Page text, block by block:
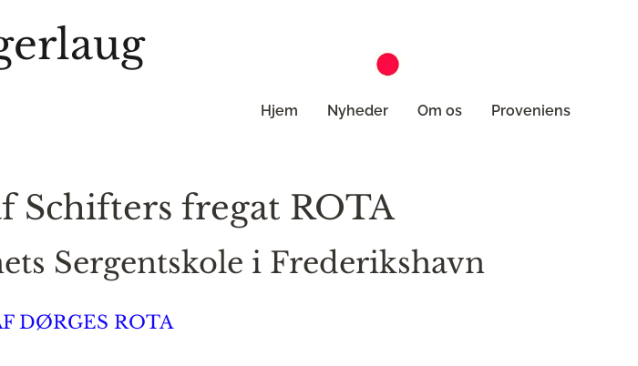
Hjem Nyheder Om os Proveniens
Schifters fregat ROTA
Sergentskole i Frederikshavn
DØRGES ROTA